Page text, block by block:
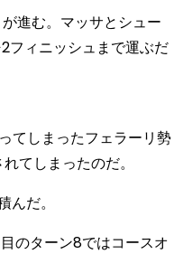
進む。マッサとシュー
フィニッシュまで運ぶだ
てしまったフェラーリ勢
てしまったのだ。
だ。
のターン8ではコースオ